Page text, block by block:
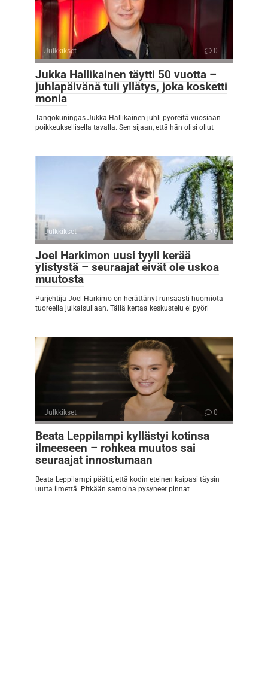
Julkkikset 0
Jukka Hallikainen täytti 50 vuotta –
juhlapäivänä tuli yllätys, joka kosketti
monia
Tangokuningas Jukka Hallikainen juhli pyöreitä vuosiaan
poikkeuksellisella tavalla. Sen sijaan, että hän olisi ollut
Julkkikset 0
Joel Harkimon uusi tyyli kerää
ylistystä – seuraajat eivät ole uskoa
muutosta
Purjehtija Joel Harkimo on herättänyt runsaasti huomiota
tuoreella julkaisullaan. Tällä kertaa keskustelu ei pyöri
Julkkikset 0
Beata Leppilampi kyllästyi kotinsa
ilmeeseen – rohkea muutos sai
seuraajat innostumaan
Beata Leppilampi päätti, että kodin eteinen kaipasi täysin
uutta ilmettä. Pitkään samoina pysyneet pinnat